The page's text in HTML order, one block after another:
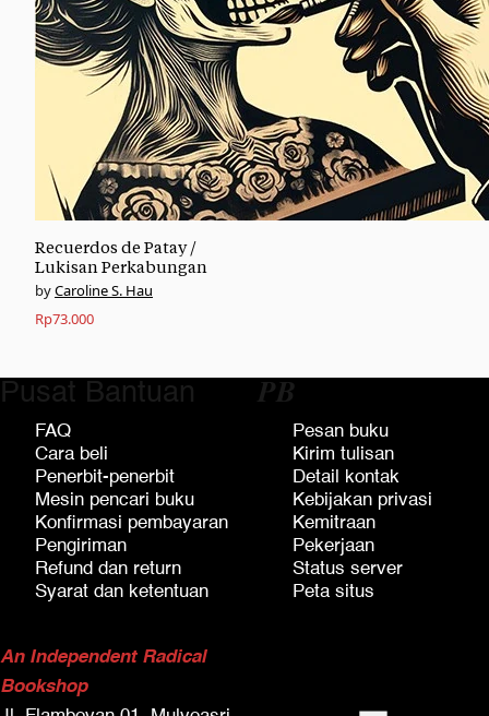
Recuerdos de Patay /
Lukisan Perkabungan
Caroline S. Hau
Rp73.000
Pusat Bantuan
FAQ
Cara beli
Penerbit-penerbit
Mesin pencari buku
Konfirmasi pembayaran
Pengiriman
Refund dan return
Syarat dan ketentuan
𝑷𝑩
Pesan buku
Kirim tulisan
Detail kontak
Kebijakan privasi
Kemitraan
Pekerjaan
Status server
Peta situs
An Independent Radical
Bookshop